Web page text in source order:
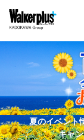
夏のイベント
キャ